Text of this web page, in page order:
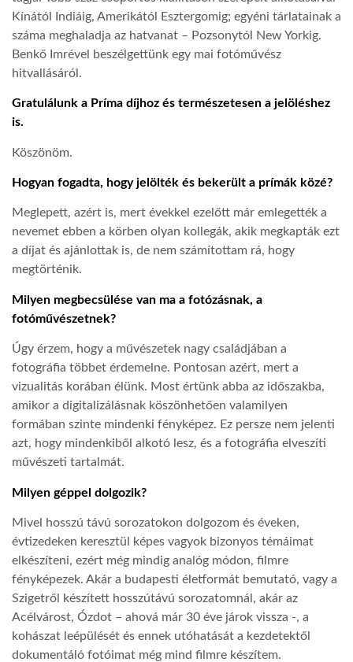
DOBRAVERO.HU
LATIMO.HU
Kínától Indiáig, Amerikától Esztergomig; egyéni tárlatainak a
száma meghaladja az hatvanat – Pozsonytól New Yorkig.
Benkő Imrével beszélgettünk egy mai fotóművész
hitvallásáról.
Gratulálunk a Príma díjhoz és természetesen a jelöléshez
is.
Köszönöm.
Hogyan fogadta, hogy jelölték és bekerült a prímák közé?
Meglepett, azért is, mert évekkel ezelőtt már emlegették a
nevemet ebben a körben olyan kollegák, akik megkapták ezt
a díjat és ajánlottak is, de nem számítottam rá, hogy
megtörténik.
Milyen megbecsülése van ma a fotózásnak, a
fotóművészetnek?
Úgy érzem, hogy a művészetek nagy családjában a
fotográfia többet érdemelne. Pontosan azért, mert a
vizualitás korában élünk. Most értünk abba az időszakba,
amikor a digitalizálásnak köszönhetően valamilyen
formában szinte mindenki fényképez. Ez persze nem jelenti
azt, hogy mindenkiből alkotó lesz, és a fotográfia elveszíti
művészeti tartalmát.
Milyen géppel dolgozik?
Mivel hosszú távú sorozatokon dolgozom és éveken,
évtizedeken keresztül képes vagyok bizonyos témáimat
elkészíteni, ezért még mindig analóg módon, filmre
fényképezek. Akár a budapesti életformát bemutató, vagy a
Szigetről készített hosszútávú sorozatomnál, akár az
Acélvárost, Ózdot – ahová már 30 éve járok vissza -, a
kohászat leépülését és ennek utóhatását a kezdetektől
dokumentáló fotóimat még mind filmre készítem.